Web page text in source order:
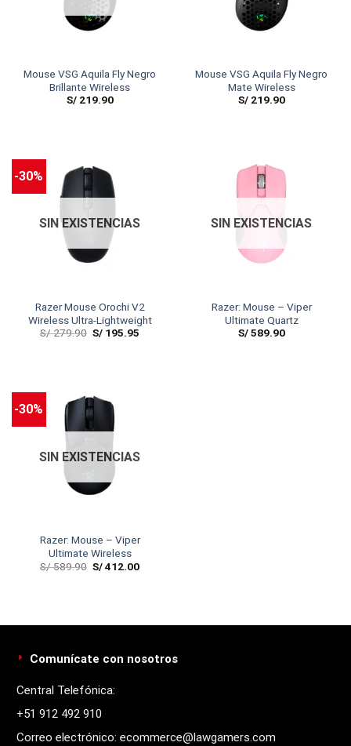
Mouse VSG Aquila Fly Negro
Brillante Wireless
S/219.90
Mouse VSG Aquila Fly Negro
Mate Wireless
S/219.90
-30%
SIN EXISTENCIAS
Razer Mouse Orochi V2
Wireless Ultra-Lightweight
S/279.90 S/ 195.95
SIN EXISTENCIAS
Razer: Mouse – Viper
Ultimate Quartz
S/589.90
-30%
SIN EXISTENCIAS
Razer: Mouse – Viper
Ultimate Wireless
S/589.90 S/412.00
Comunícate con nosotros
Central Telefónica:
+51 912 492 910
Correo electrónico: ecommerce@lawgamers.com